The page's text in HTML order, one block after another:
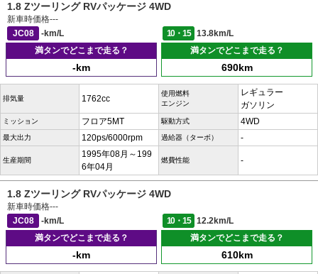
1.8 Zツーリング RVパッケージ 4WD
新車時価格---
JC08
-km/L 10・15
13.8km/L
満タンでどこまで走る？
-km
満タンでどこまで走る？
690km
排気量 1762cc
使用燃料
エンジン
レギュラー
ガソリン
ミッション フロア5MT 駆動方式 4WD
最大出力 120ps/6000rpm 過給器（ターボ） -
生産期間
1995年08月～199
6年04月
燃費性能 -
1.8 Zツーリング RVパッケージ 4WD
新車時価格---
JC08
-km/L 10・15
12.2km/L
満タンでどこまで走る？
-km
満タンでどこまで走る？
610km